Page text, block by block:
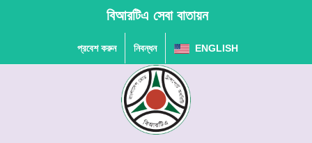
বিআরটিএ সেবা বাতায়ন
প্রবেশ করুন নিবন্ধন ENGLISH